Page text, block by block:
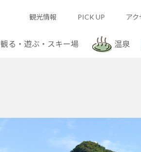
観光情報 PICK UP アク
観る・遊ぶ・スキー場 温泉